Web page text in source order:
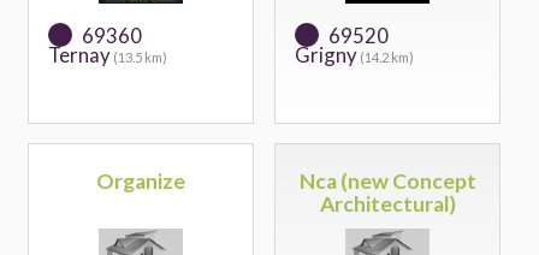
69360
Ternay (13.5 km)
69520
Grigny (14.2 km)
Organize
Nca (new Concept
Architectural)